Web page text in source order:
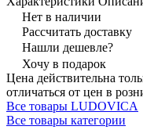
Нет в наличии
Рассчитать доставку
Нашли дешевле?
Хочу в подарок
Цена действительна
отличаться от цен в
Все товары LUDOVICA
Все товары категории